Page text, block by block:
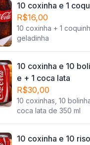
10 coxinha e 1
R$16,00
10 coxinha + 1
geladinha
10 coxinha e 10
e + 1 coca lata
R$30,00
10 coxinhas, 10
coca lata de 350 ml
10 coxinha e 10